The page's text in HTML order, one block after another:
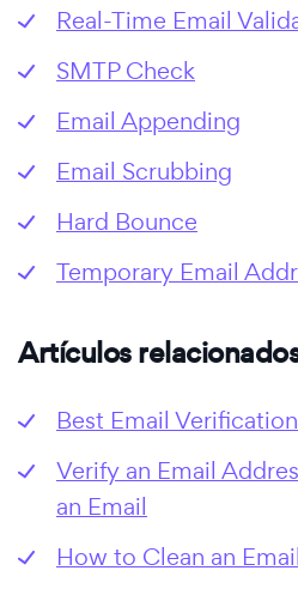
Real-Time Email
SMTP Check
Email Appending
Email Scrubbing
Hard Bounce
Temporary Email
Artículos
Best Email
Verify an Email
an Email
How to Clean an